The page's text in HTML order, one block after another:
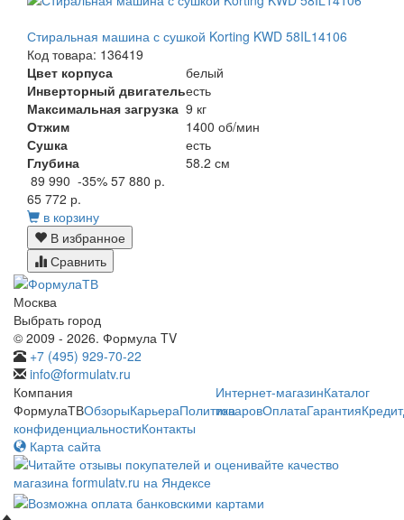
Стиральная машина с сушкой Korting KWD 58IL14106
Код товара: 136419
Цвет корпуса
белый
Инверторный двигательесть
Максимальная загрузка 9 кг
Отжим
1400 об/мин
Сушка
есть
Глубина
58.2 см
89 990 -35% 57 880 р.
65 772 р.
в корзину
В избранное
Сравнить
Москва
Выбрать город
© 2009 - 2026. Формула TV
+7 (495) 929-70-22
info@formulatv.ru
Компания
ФормулаТВОбзорыКарьераПолитика
конфиденциальностиКонтакты
Интернет-магазинКаталог
товаровОплатаГарантияКредит
Карта сайта